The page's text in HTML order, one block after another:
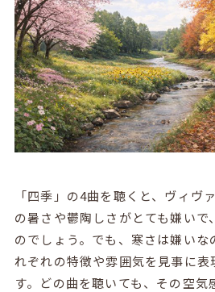
「四季」の4曲を聴くと、ヴィヴ
の暑さや鬱陶しさがとても嫌いで
のでしょう。でも、寒さは嫌いな
れぞれの特徴や雰囲気を見事に表
す。どの曲を聴いても、その空気